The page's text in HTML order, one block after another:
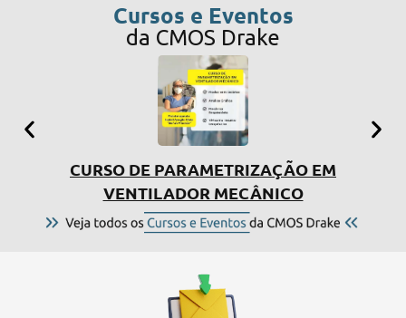
Cursos e Eventos
da CMOS Drake
CURSO DE PARAMETRIZAÇÃO EM
VENTILADOR MECÂNICO